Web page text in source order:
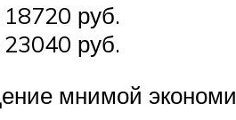
руб.
руб.
мнимой